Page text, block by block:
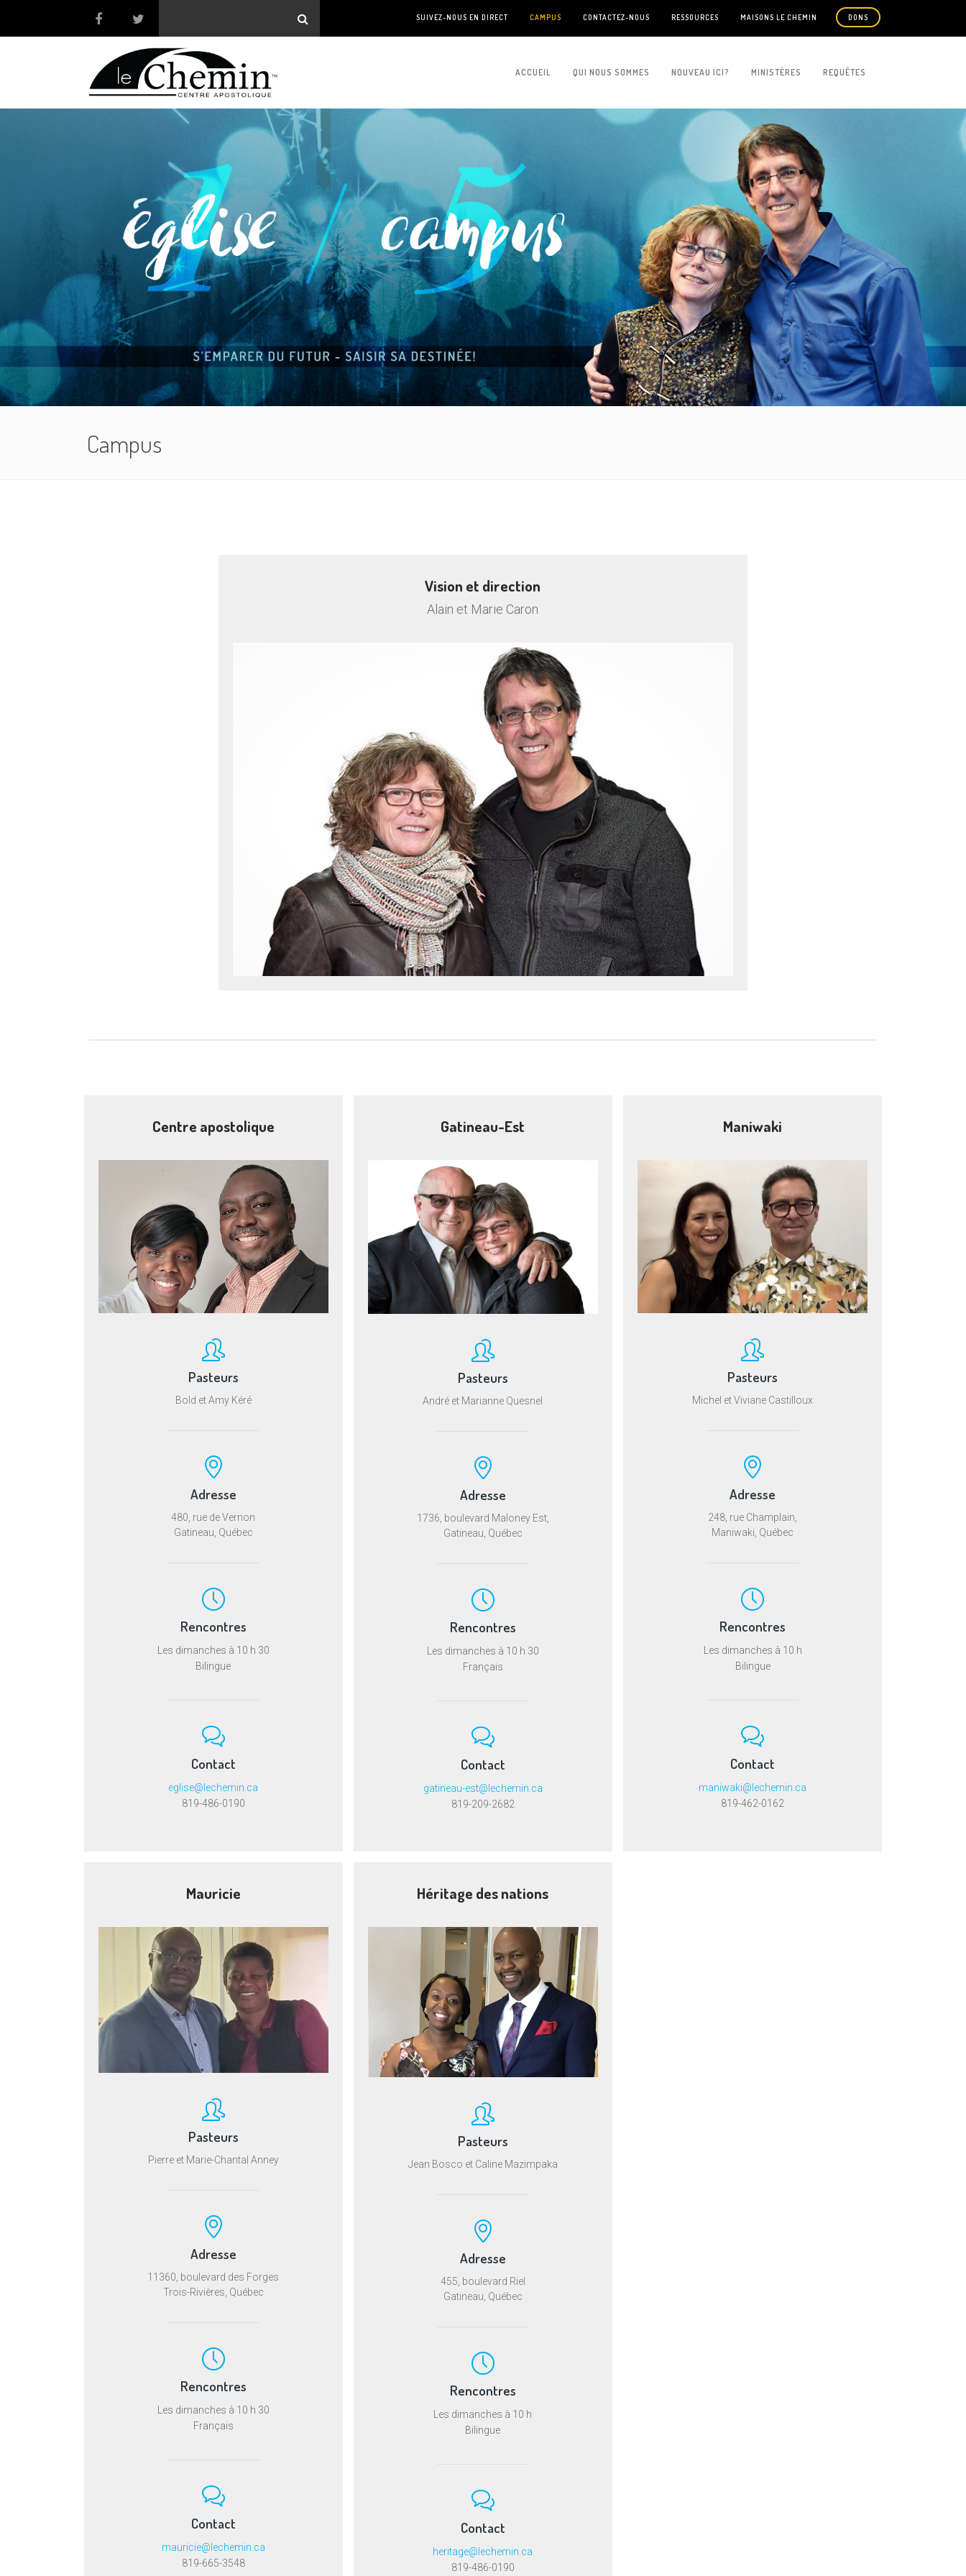
SUIVEZ-NOUS EN DIRECT CAMPUS CONTACTEZ-NOUS RESSOURCES MAISONS LE CHEMIN DONS
ACCUEIL QUI NOUS SOMMES NOUVEAU ICI? MINISTÈRES REQUÊTES
Campus
Vision et direction
Alain et Marie Caron
Centre apostolique
Pasteurs
Bold et Amy Kéré
Adresse
480, rue de Vernon
Gatineau, Québec
Rencontres
Les dimanches à 10 h 30
Bilingue
Contact
eglise@lechemin.ca
819-486-0190
Gatineau-Est
Pasteurs
André et Marianne Quesnel
Adresse
1736, boulevard Maloney Est,
Gatineau, Québec
Rencontres
Les dimanches à 10 h 30
Français
Contact
gatineau-est@lechemin.ca
819-209-2682
Maniwaki
Pasteurs
Michel et Viviane Castilloux
Adresse
248, rue Champlain,
Maniwaki, Québec
Rencontres
Les dimanches à 10 h
Bilingue
Contact
maniwaki@lechemin.ca
819-462-0162
Mauricie
Pasteurs
Pierre et Marie-Chantal Anney
Adresse
11360, boulevard des Forges
Trois-Rivières, Québec
Rencontres
Les dimanches à 10 h 30
Français
Contact
mauricie@lechemin.ca
819-665-3548
Héritage des nations
Pasteurs
Jean Bosco et Caline Mazimpaka
Adresse
455, boulevard Riel
Gatineau, Québec
Rencontres
Les dimanches à 10 h
Bilingue
Contact
heritage@lechemin.ca
819-486-0190